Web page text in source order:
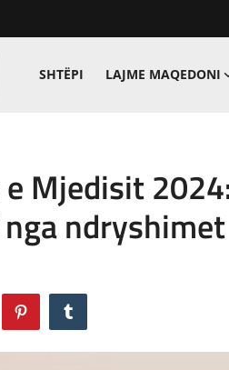
SHTËPI LAJME MAQEDONI
Mjedisit